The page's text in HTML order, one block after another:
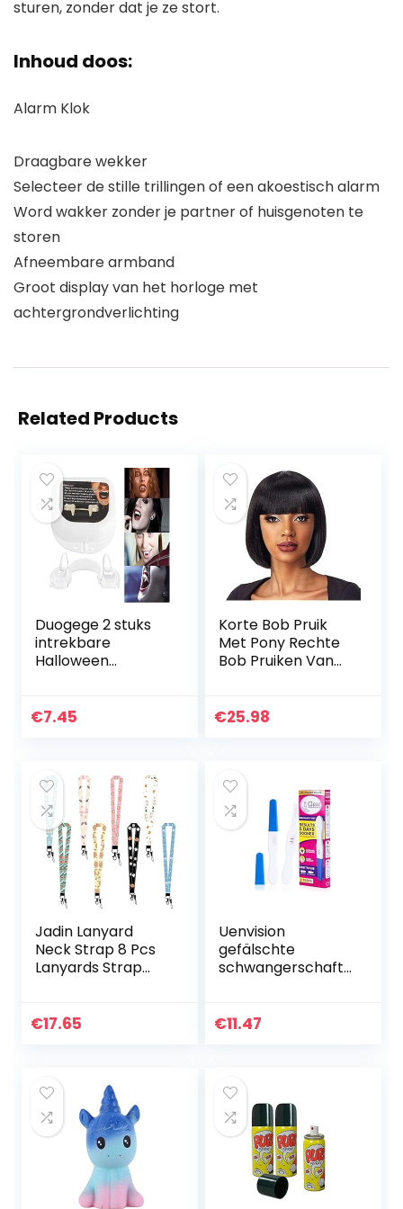
sturen, zonder dat je ze stort.
Inhoud doos:
Alarm Klok
Draagbare wekker
Selecteer de stille trillingen of een akoestisch alarm
Word wakker zonder je partner of huisgenoten te
storen
Afneembare armband
Groot display van het horloge met
achtergrondverlichting
Related Products
Duogege 2 stuks
intrekbare
Halloween
intrekbare bretels,
€7.45
Korte Bob Pruik
Met Pony Rechte
Bob Pruiken Van
Geen Lace Front
€25.98
Jadin Lanyard
Neck Strap 8 Pcs
Lanyards Strap
Kaart Lanyard
€17.65
Uenvision
gefälschte
schwangerschafts
prank, gag, 2er-
€11.47